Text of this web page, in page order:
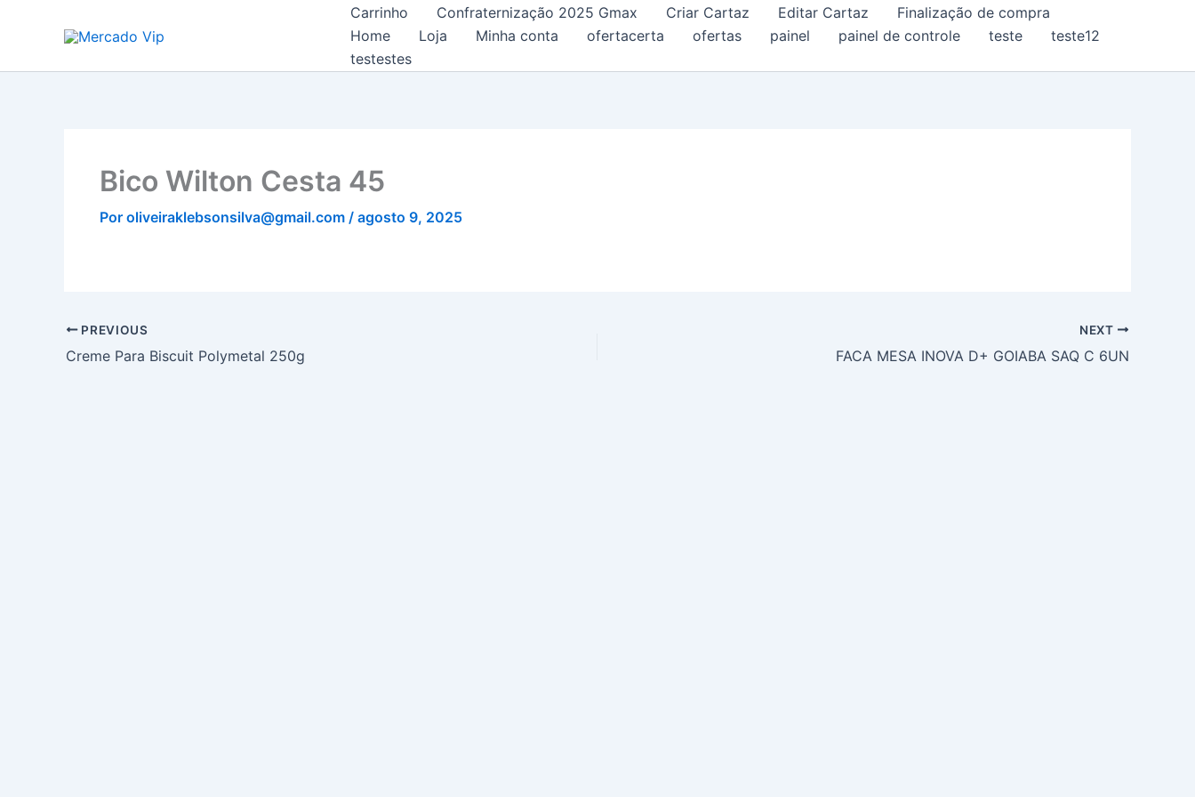
Carrinho Confraternização 2025 Gmax Criar Cartaz Editar Cartaz
Finalização de compra
Home
Loja Minha conta ofertacerta ofertas painel painel de controle teste
teste12
testestes
Bico Wilton Cesta 45
Por oliveiraklebsonsilva@gmail.com / agosto 9, 2025
PREVIOUS
Creme Para Biscuit Polymetal 250g
NEXT
FACA MESA INOVA D+ GOIABA SAQ C 6UN